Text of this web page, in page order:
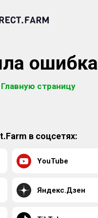
ошибка
страницу
в соцсетях:
YouTube
Яндекс.Дзен